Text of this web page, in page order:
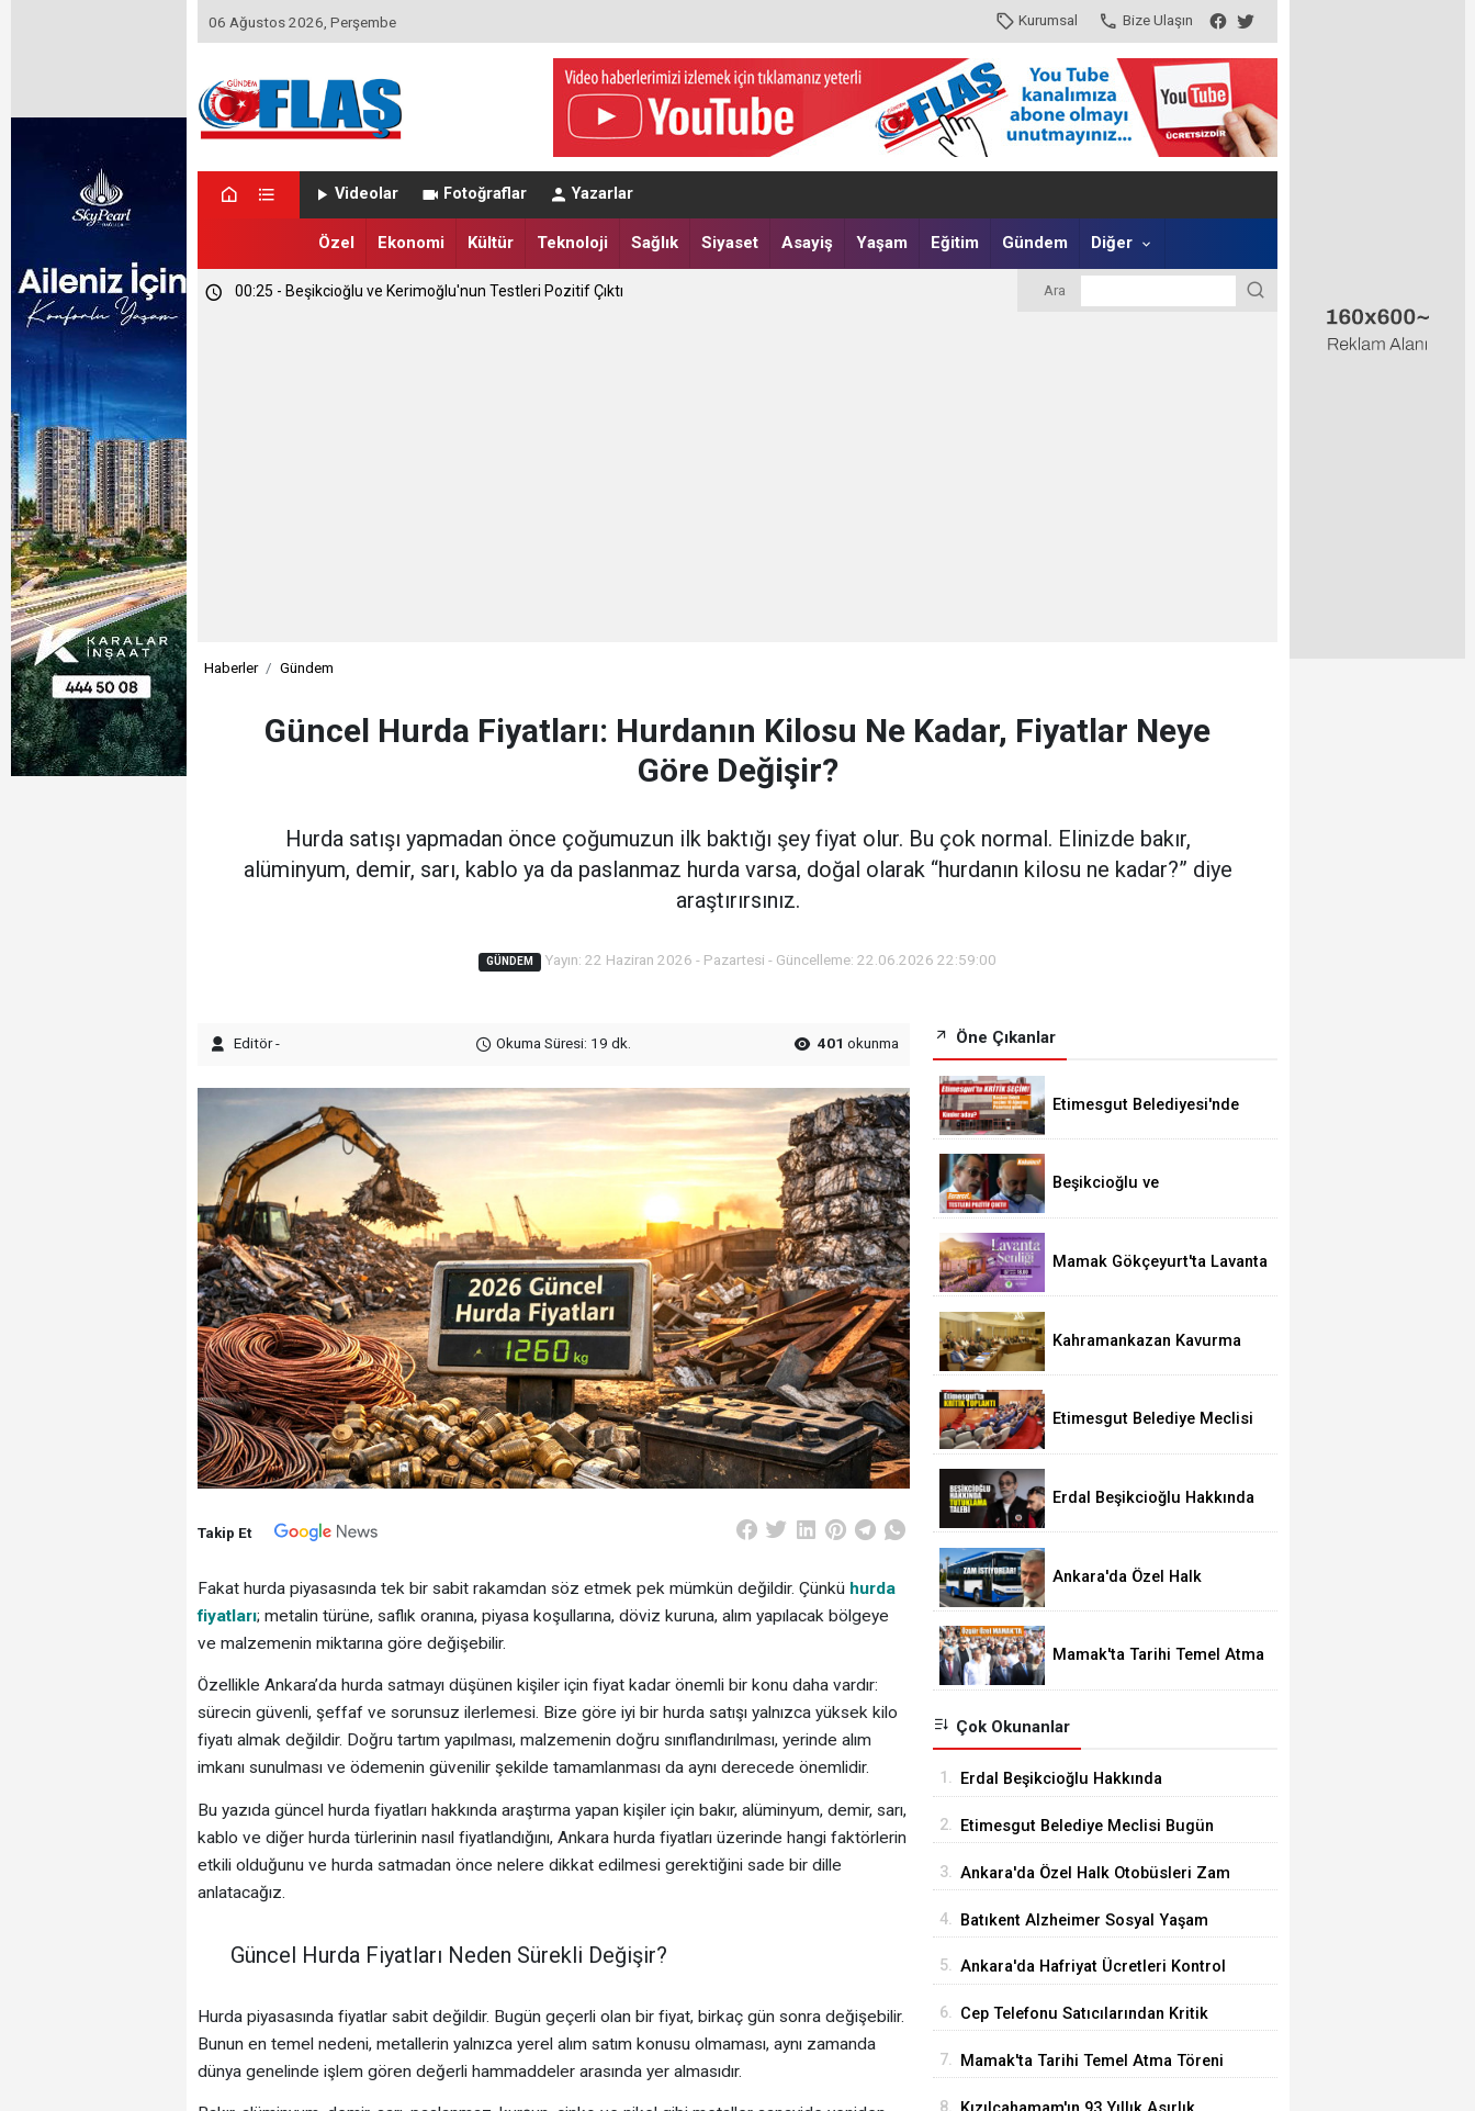
06 Ağustos 2026, Perşembe Kurumsal Bize Ulaşın
Videolar Fotoğraflar Yazarlar
Özel Ekonomi Kültür Teknoloji Sağlık Siyaset Asayiş Yaşam Eğitim Gündem Diğer
01:14 - Kapadokya Vadi Turları Nasıl Yapılır? Ara
Haberler Gündem
Güncel Hurda Fiyatları: Hurdanın Kilosu Ne Kadar, Fiyatlar Neye
Göre Değişir?
Hurda satışı yapmadan önce çoğumuzun ilk baktığı şey fiyat olur. Bu çok normal. Elinizde bakır,
alüminyum, demir, sarı, kablo ya da paslanmaz hurda varsa, doğal olarak “hurdanın kilosu ne kadar?” diye
araştırırsınız.
GÜNDEM Yayın: 22 Haziran 2026 - Pazartesi - Güncelleme: 22.06.2026 22:59:00
Editör - Okuma Süresi: 19 dk. 401 okunma
Takip Et
Fakat hurda piyasasında tek bir sabit rakamdan söz etmek pek mümkün değildir. Çünkü hurda
fiyatları; metalin türüne, saflık oranına, piyasa koşullarına, döviz kuruna, alım yapılacak bölgeye
ve malzemenin miktarına göre değişebilir.
Özellikle Ankara’da hurda satmayı düşünen kişiler için fiyat kadar önemli bir konu daha vardır:
sürecin güvenli, şeffaf ve sorunsuz ilerlemesi. Bize göre iyi bir hurda satışı yalnızca yüksek kilo
fiyatı almak değildir. Doğru tartım yapılması, malzemenin doğru sınıflandırılması, yerinde alım
imkanı sunulması ve ödemenin güvenilir şekilde tamamlanması da aynı derecede önemlidir.
Bu yazıda güncel hurda fiyatları hakkında araştırma yapan kişiler için bakır, alüminyum, demir, sarı,
kablo ve diğer hurda türlerinin nasıl fiyatlandığını, Ankara hurda fiyatları üzerinde hangi faktörlerin
etkili olduğunu ve hurda satmadan önce nelere dikkat edilmesi gerektiğini sade bir dille
anlatacağız.
Güncel Hurda Fiyatları Neden Sürekli Değişir?
Hurda piyasasında fiyatlar sabit değildir. Bugün geçerli olan bir fiyat, birkaç gün sonra değişebilir.
Bunun en temel nedeni, metallerin yalnızca yerel alım satım konusu olmaması, aynı zamanda
dünya genelinde işlem gören değerli hammaddeler arasında yer almasıdır.
Öne Çıkanlar
Etimesgut Belediyesi'nde
Beşikcioğlu ve
Pozitif Çıktı
Mamak Gökçeyurt'ta Lavanta
Kahramankazan Kavurma
Etimesgut Belediye Meclisi
Erdal Beşikcioğlu Hakkında
Ankara'da Özel Halk
Mamak'ta Tarihi Temel Atma
Çok Okunanlar
1. Erdal Beşikcioğlu Hakkında
2. Etimesgut Belediye Meclisi Bugün
3. Ankara'da Özel Halk Otobüsleri Zam
4. Batıkent Alzheimer Sosyal Yaşam
5. Ankara'da Hafriyat Ücretleri Kontrol
6. Cep Telefonu Satıcılarından Kritik
7. Mamak'ta Tarihi Temel Atma Töreni
8.